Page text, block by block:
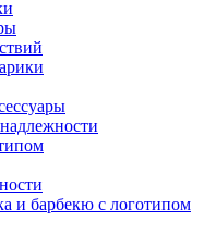
и барбекю с логотипом